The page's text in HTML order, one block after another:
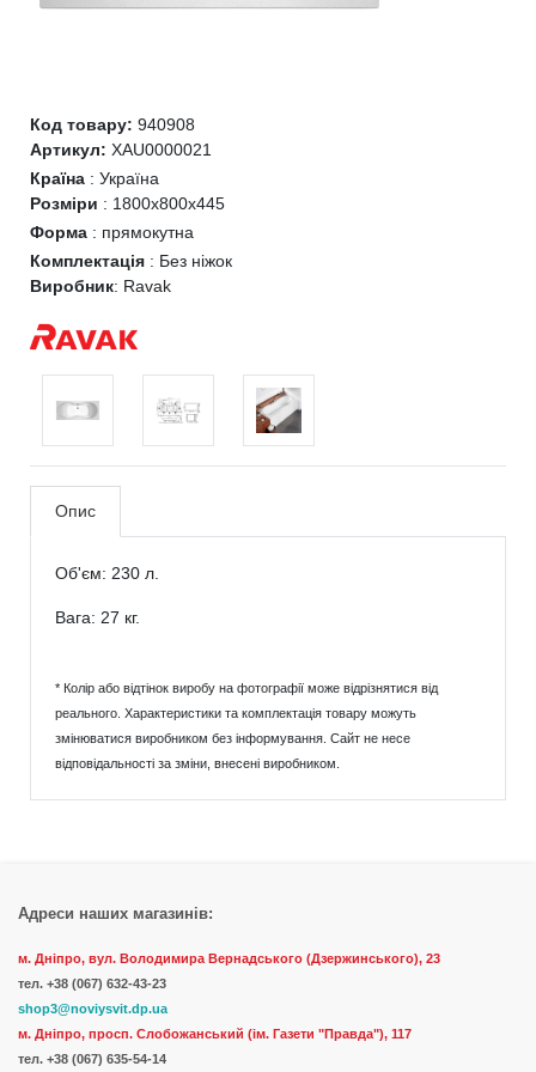
Код товару: 940908
Артикул: XAU0000021
Країна : Україна
Розміри : 1800x800x445
Форма : прямокутна
Комплектація : Без ніжок
Виробник: Ravak
Опис
Об'єм: 230 л.
Вага: 27 кг.
* Колір або відтінок виробу на фотографії може відрізнятися від
реального. Характеристики та комплектація товару можуть
змінюватися виробником без інформування. Сайт не несе
відповідальності за зміни, внесені виробником.
Адреси наших магазинів:
м. Дніпро, вул. Володимира Вернадського (Дзержинського), 23
тел. +38 (067) 632-43-23
shop3@noviysvit.dp.ua
м. Дніпро, просп. Слобожанський (ім. Газети "Правда"), 117
тел. +38 (067) 635-54-14